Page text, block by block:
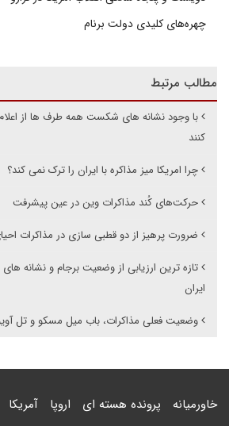
چهره‌های کلیدی دولت برنام
مطالب مرتبط
با وجود نشانه های شکست همه طرف ها از
کنند
چرا امریکا میز مذاکره با ایران را ترک نمی کند؟
حرکت‌های کُند مذاکرات وین در عین پیشرفت
ضرورت پرهیز از دو قطبی سازی در مذاکرات
تازه ترین ارزیابی از وضعیت برجام و نشانه
ایران
وضعیت فعلی مذاکرات، باب میل مسکو و تل
خاورمیانه پرونده هسته ای اروپا آمریکا